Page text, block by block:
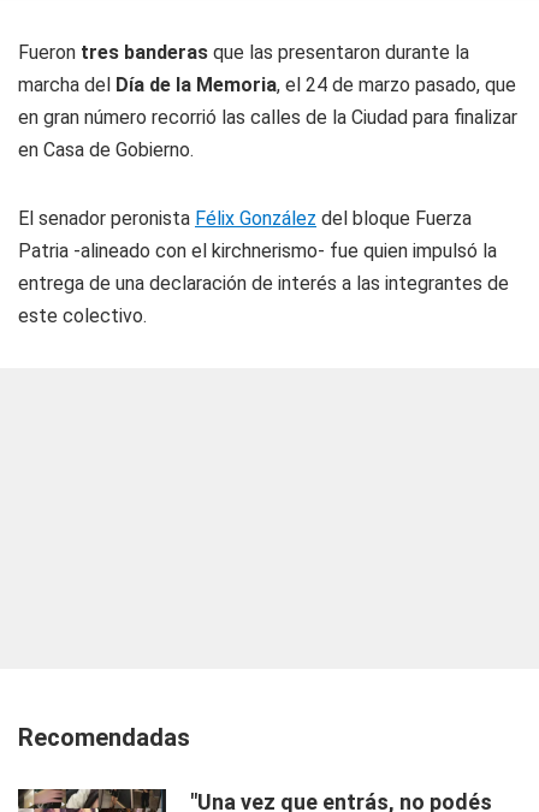
Fueron tres banderas que las presentaron durante la
marcha del Día de la Memoria, el 24 de marzo pasado, que
en gran número recorrió las calles de la Ciudad para finalizar
en Casa de Gobierno.
El senador peronista Félix González del bloque Fuerza
Patria -alineado con el kirchnerismo- fue quien impulsó la
entrega de una declaración de interés a las integrantes de
este colectivo.
Recomendadas
"Una vez que entrás, no podés